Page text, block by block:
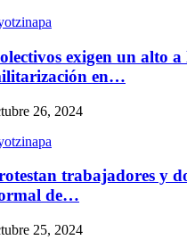
exigen un alto a
en…
26, 2024
trabajadores y
de…
25, 2024